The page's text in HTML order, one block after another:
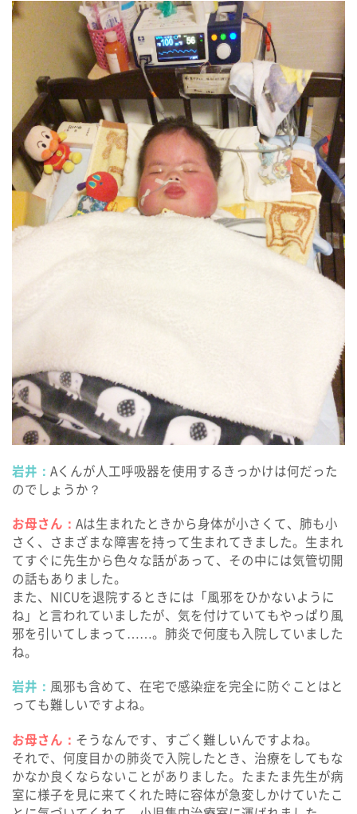
岩井： Aくんが人工呼吸器を使用するきっかけは何だった
のでしょうか？
お母さん： Aは生まれたときから身体が小さくて、肺も小
さく、さまざまな障害を持って生まれてきました。生まれ
てすぐに先生から色々な話があって、その中には気管切開
の話もありました。
また、NICUを退院するときには「風邪をひかないように
ね」と言われていましたが、気を付けていてもやっぱり風
邪を引いてしまって……。肺炎で何度も入院していました
ね。
岩井： 風邪も含めて、在宅で感染症を完全に防ぐことはと
っても難しいですよね。
お母さん： そうなんです、すごく難しいんですよね。
それで、何度目かの肺炎で入院したとき、治療をしてもな
かなか良くならないことがありました。たまたま先生が病
室に様子を見に来てくれた時に容体が急変しかけていたこ